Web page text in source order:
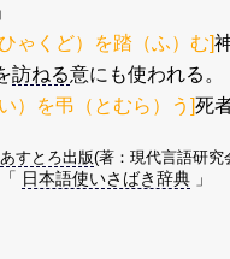
ゃくど）を踏（ふ）む]
訪ねる意にも使われる。
）を弔（とむら）う]死
あすとろ出版(著：現代言語研究
「 日本語使いさばき辞典」